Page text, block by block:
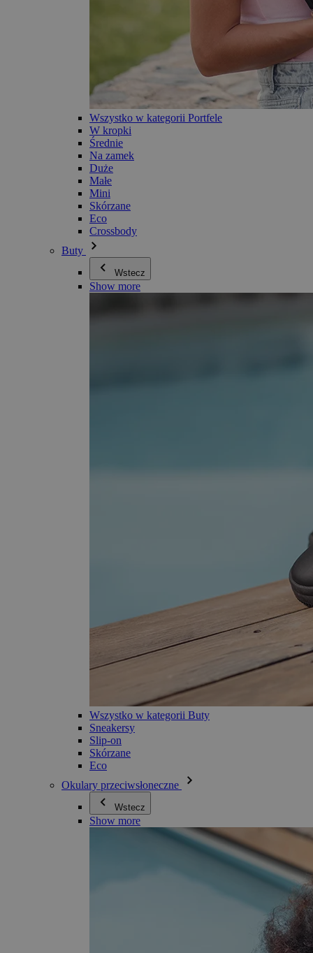
Wszystko w kategorii Portfele
W kropki
Średnie
Na zamek
Duże
Małe
Mini
Skórzane
Eco
Crossbody
Buty
Wstecz
Show more
Wszystko w kategorii Buty
Sneakersy
Slip-on
Skórzane
Eco
Okulary przeciwsłoneczne
Wstecz
Show more